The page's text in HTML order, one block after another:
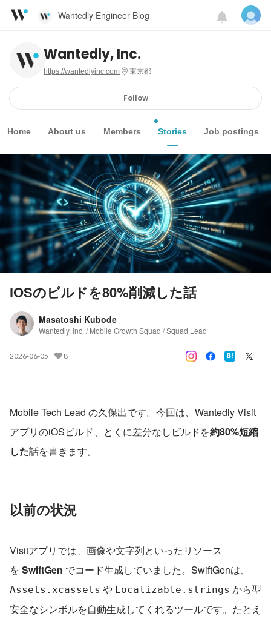
Wantedly Engineer Blog
Wantedly, Inc.
https://wantedlyinc.com 東京都
Follow
Home About us Members Stories Job postings
iOSのビルドを80%削減した話
Masatoshi Kubode
Wantedly, Inc. / Mobile Growth Squad / Squad Lead
2026-06-05 8
Mobile Tech Lead の久保出です。今回は、Wantedly Visit
アプリのiOSビルド、とくに差分なしビルドを約80%短縮
した話を書きます。
以前の状況
Visitアプリでは、画像や文字列といったリソース
を SwiftGen でコード生成していました。SwiftGenは、
Assets.xcassets や Localizable.strings から型
安全なシンボルを自動生成してくれるツールです。たとえ